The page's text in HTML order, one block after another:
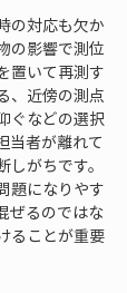
の対応も欠か
の影響で測位
置いて再測す
、近傍の測点
ぐなどの選択
当者が離れて
がちです。
題になりやす
ぜるのではな
ることが重要